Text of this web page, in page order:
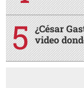
¿César
video